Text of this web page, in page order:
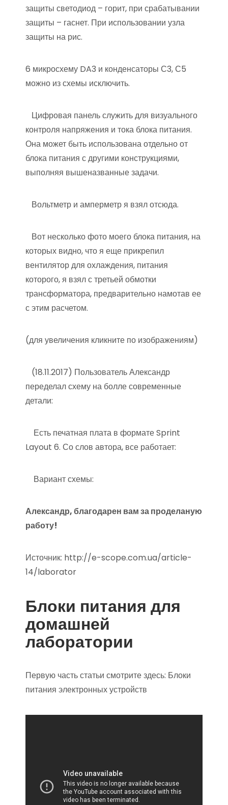
защиты светодиод – горит, при срабатывании
защиты – гаснет. При использовании узла
защиты на рис.
6 микросхему DA3 и конденсаторы С3, С5
можно из схемы исключить.
Цифровая панель служить для визуального
контроля напряжения и тока блока питания.
Она может быть использована отдельно от
блока питания с другими конструкциями,
выполняя вышеназванные задачи.
Вольтметр и амперметр я взял отсюда.
Вот несколько фото моего блока питания, на
которых видно, что я еще прикрепил
вентилятор для охлаждения, питания
которого, я взял с третьей обмотки
трансформатора, предварительно намотав ее
с этим расчетом.
(для увеличения кликните по изображениям)
(18.11.2017) Пользователь Александр
переделал схему на болле современные
детали:
Есть печатная плата в формате Sprint
Layout 6. Со слов автора, все работает:
Вариант схемы:
Александр, благодарен вам за проделаную
работу!
Источник: http://e-scope.com.ua/article-
14/laborator
Блоки питания для
домашней
лаборатории
Первую часть статьи смотрите здесь: Блоки
питания электронных устройств